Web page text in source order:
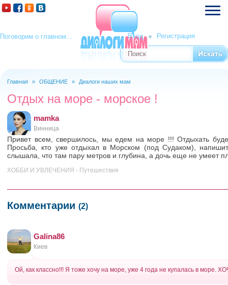
Поговорим о главном... Вход Регистрация
Форма поиска
Поиск
Главная » ОБЩЕНИЕ » Диалоги наших мам
Отдых на море - морское !
mamka
Винница
Привет всем, свершилось, мы едем на море !!! Отдыхать
Просьба, кто уже отдыхал в Морском (под Судаком),
слышала, что там пару метров и глубина, а дочь еще не умеет
ХОББИ И УВЛЕЧЕНИЯ - Путешествия
Комментарии (2)
Galina86
Киев
Ой, как классно!!! Я тоже хочу на море, уже 4 года не купалась в море.